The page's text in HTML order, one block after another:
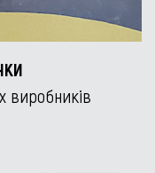
виробників